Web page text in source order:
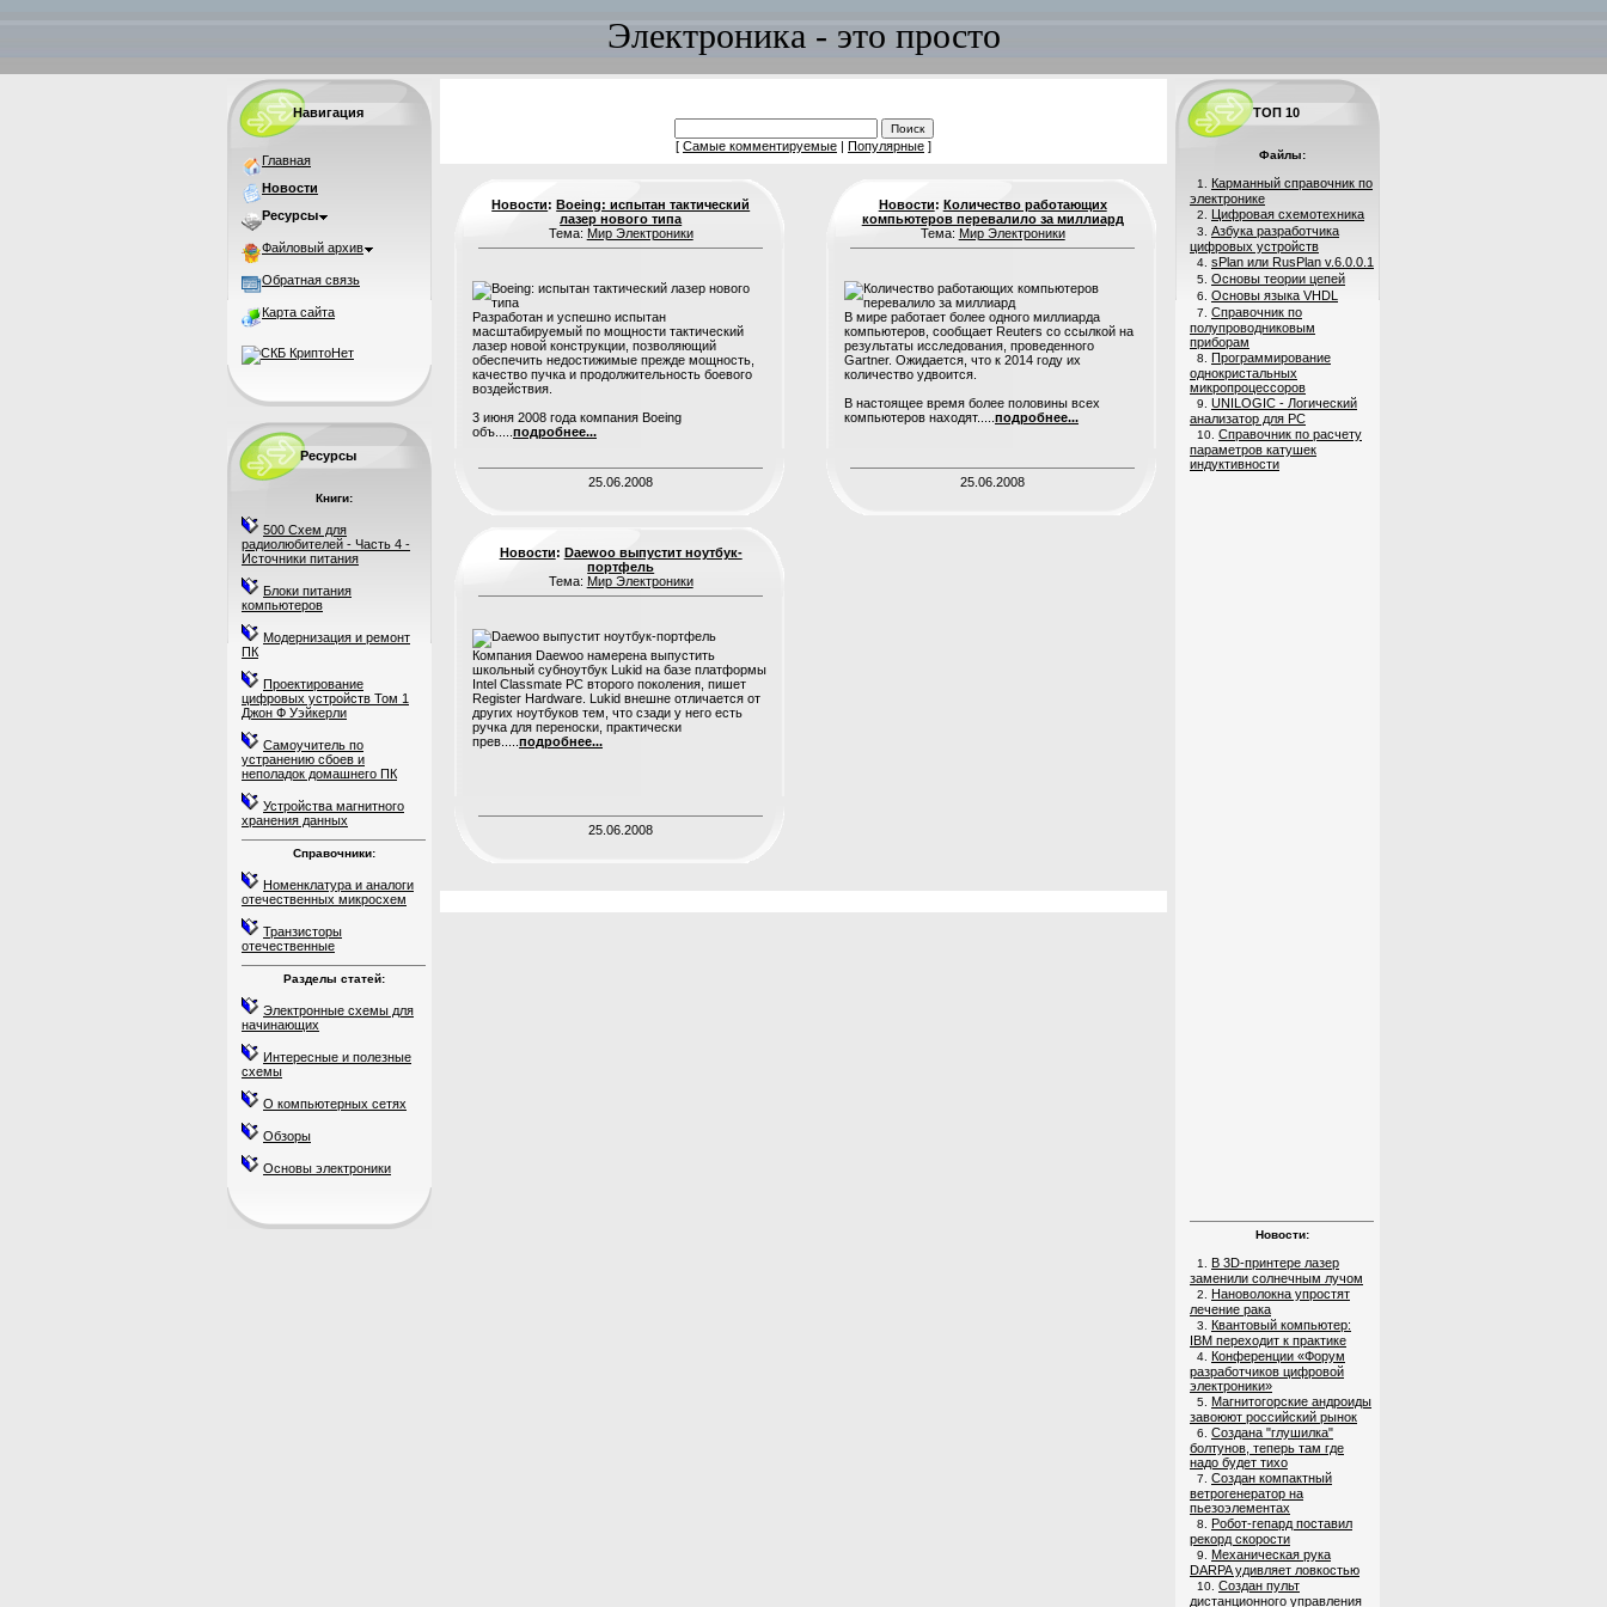
Электроника - это просто
Навигация
Главная
Новости
Ресурсы
Файловый архив
Обратная связь
Карта сайта
Ресурсы
Книги:
500 Схем для
радиолюбителей - Часть 4 -
Источники питания
Блоки питания
компьютеров
Модернизация и ремонт
ПК
Проектирование
цифровых устройств Том 1
Джон Ф Уэйкерли
Самоучитель по
устранению сбоев и
неполадок домашнего ПК
Устройства магнитного
хранения данных
Справочники:
Номенклатура и аналоги
отечественных микросхем
Транзисторы
отечественные
Разделы статей:
Электронные схемы для
начинающих
Интересные и полезные
схемы
О компьютерных сетях
Обзоры
Основы электроники
[ Самые комментируемые | Популярные ]
Новости:Boeing: испытан тактический
лазер нового типа
Тема: Мир Электроники
Разработан и успешно испытан
масштабируемый по мощности тактический
лазер новой конструкции, позволяющий
обеспечить недостижимые прежде мощность,
качество пучка и продолжительность боевого
воздействия.
3 июня 2008 года компания Boeing
объ..... подробнее...
25.06.2008
Новости: Количество работающих
компьютеров перевалило за миллиард
Тема: Мир Электроники
В мире работает более одного миллиарда
компьютеров, сообщает Reuters со ссылкой на
результаты исследования, проведенного
Gartner. Ожидается, что к 2014 году их
количество удвоится.
В настоящее время более половины всех
компьютеров находят..... подробнее...
25.06.2008
Новости: Daewoo выпустит ноутбук-
портфель
Тема: Мир Электроники
Компания Daewoo намерена выпустить
школьный субноутбук Lukid на базе платформы
Intel Classmate PC второго поколения, пишет
Register Hardware. Lukid внешне отличается от
других ноутбуков тем, что сзади у него есть
ручка для переноски, практически
прев..... подробнее...
25.06.2008
ТОП 10
Файлы:
1. Карманный справочник по
электронике
2. Цифровая схемотехника
3. Азбука разработчика
цифровых устройств
4. sPlan или RusPlan v.6.0.0.1
5. Основы теории цепей
6. Основы языка VHDL
7. Справочник по
полупроводниковым
приборам
8. Программирование
однокристальных
микропроцессоров
9. UNILOGIC - Логический
анализатор для PC
10. Справочник по расчету
параметров катушек
индуктивности
Новости:
1. В 3D-принтере лазер
заменили солнечным лучом
2. Нановолокна упростят
лечение рака
3. Квантовый компьютер:
IBM переходит к практике
4. Конференции «Форум
разработчиков цифровой
электроники»
5. Магнитогорские андроиды
завоюют российский рынок
6. Создана "глушилка"
болтунов, теперь там где
надо будет тихо
7. Создан компактный
ветрогенератор на
пьезоэлементах
8. Робот-гепард поставил
рекорд скорости
9. Механическая рука
DARPA удивляет ловкостью
10. Создан пульт
дистанционного управления